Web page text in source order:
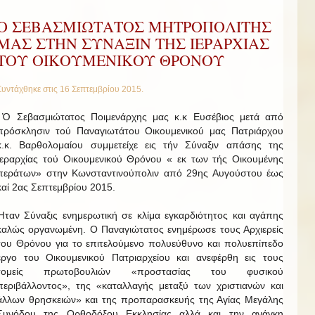
ΣΕΒΑΣΜΙΩΤΑΤΟΣ ΜΗΤΡΟΠΟΛΙΤΗΣ
ΣΤΗΝ ΣΥΝΑΞΙΝ ΤΗΣ ΙΕΡΑΡΧΙΑΣ
ΟΙΚΟΥΜΕΝΙΚΟΥ ΘΡΟΝΟΥ
στις 16 Σεπτεμβρίου 2015.
Σεβασμιώτατος Ποιμενάρχης μας κ.κ Ευσέβιος μετά από
τού Παναγιωτάτου Οικουμενικού μας Πατριάρχου
Βαρθολομαίου συμμετείχε εις τήν Σύναξιν απάσης της
τού Οικουμενικού Θρόνου « εκ των τής Οικουμένης
στην Κωνσταντινούπολιν από 29ης Αυγούστου έως
2ας Σεπτεμβρίου 2015.
Σύναξις ενημερωτική σε κλίμα εγκαρδιότητος και αγάπης
οργανωμένη. Ο Παναγιώτατος ενημέρωσε τους Αρχιερείς
Θρόνου για το επιτελούμενο πολυεύθυνο και πολυεπίπεδο
του Οικουμενικού Πατριαρχείου και ανεφέρθη εις τους
πρωτοβουλιών «προστασίας του φυσικού
της «καταλλαγής μεταξύ των χριστιανών και
θρησκειών» και της προπαρασκευής της Αγίας Μεγάλης